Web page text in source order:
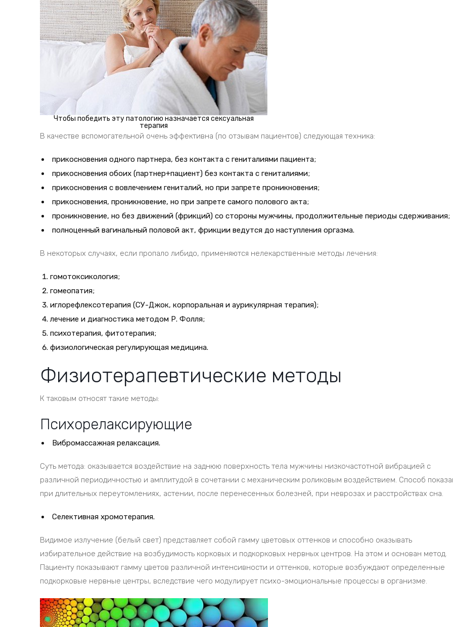
Чтобы победить эту патологию назначается сексуальная
терапия
В качестве вспомогательной очень эффективна (по отзывам пациентов) следующая техника:
прикосновения одного партнера, без контакта с гениталиями пациента;
прикосновения обоих (партнер+пациент) без контакта с гениталиями;
прикосновения с вовлечением гениталий, но при запрете проникновения;
прикосновения, проникновение, но при запрете самого полового акта;
проникновение, но без движений (фрикций) со стороны мужчины, продолжительные периоды сдерживания;
полноценный вагинальный половой акт, фрикции ведутся до наступления оргазма.
В некоторых случаях, если пропало либидо, применяются нелекарственные методы лечения:
гомотоксикология;
гомеопатия;
иглорефлексотерапия (СУ-Джок, корпоральная и аурикулярная терапия);
лечение и диагностика методом Р. Фолля;
психотерапия, фитотерапия;
физиологическая регулирующая медицина.
Физиотерапевтические методы
К таковым относят такие методы:
Психорелаксирующие
Вибромассажная релаксация.
Суть метода: оказывается воздействие на заднюю поверхность тела мужчины низкочастотной вибрацией с
различной периодичностью и амплитудой в сочетании с механическим роликовым воздействием. Способ
при длительных переутомлениях, астении, после перенесенных болезней, при неврозах и расстройствах сна.
Селективная хромотерапия.
Видимое излучение (белый свет) представляет собой гамму цветовых оттенков и способно оказывать
избирательное действие на возбудимость корковых и подкорковых нервных центров. На этом и основан метод.
Пациенту показывают гамму цветов различной интенсивности и оттенков, которые возбуждают определенные
подкорковые нервные центры, вследствие чего модулирует психо-эмоциональные процессы в организме.